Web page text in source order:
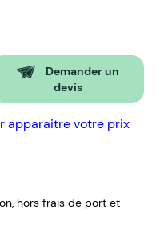
Demander un
devis
apparaitre votre prix
hors frais de port et